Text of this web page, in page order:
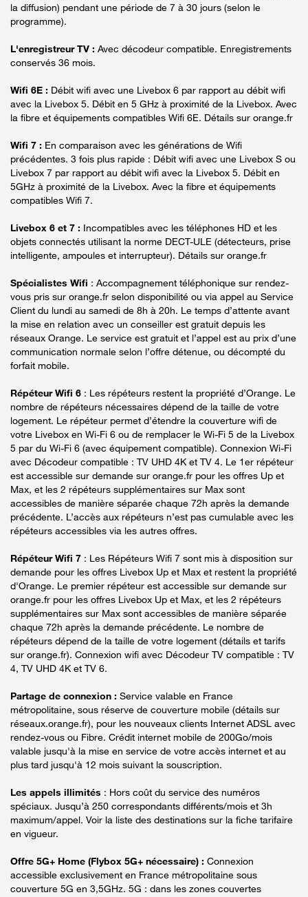
la diffusion) pendant une période de 7 à 30 jours (selon le
programme).
L'enregistreur TV : Avec décodeur compatible. Enregistrements
conservés 36 mois.
Wifi 6E : Débit wifi avec une Livebox 6 par rapport au débit wifi
avec la Livebox 5. Débit en 5 GHz à proximité de la Livebox. Avec
la fibre et équipements compatibles Wifi 6E. Détails sur orange.fr
Wifi 7 : En comparaison avec les générations de Wifi
précédentes. 3 fois plus rapide : Débit wifi avec une Livebox S ou
Livebox 7 par rapport au débit wifi avec la Livebox 5. Débit en
5GHz à proximité de la Livebox. Avec la fibre et équipements
compatibles Wifi 7.
Livebox 6 et 7 : Incompatibles avec les téléphones HD et les
objets connectés utilisant la norme DECT-ULE (détecteurs, prise
intelligente, ampoules et interrupteur). Détails sur orange.fr
Spécialistes Wifi : Accompagnement téléphonique sur rendez-
vous pris sur orange.fr selon disponibilité ou via appel au Service
Client du lundi au samedi de 8h à 20h. Le temps d’attente avant
la mise en relation avec un conseiller est gratuit depuis les
réseaux Orange. Le service est gratuit et l’appel est au prix d’une
communication normale selon l’offre détenue, ou décompté du
forfait mobile.
Répéteur Wifi 6 : Les répéteurs restent la propriété d’Orange. Le
nombre de répéteurs nécessaires dépend de la taille de votre
logement. Le répéteur permet d’étendre la couverture wifi de
votre Livebox en Wi-Fi 6 ou de remplacer le Wi-Fi 5 de la Livebox
5 par du Wi-Fi 6 (avec équipement compatible). Connexion Wi-Fi
avec Décodeur compatible : TV UHD 4K et TV 4. Le 1er répéteur
est accessible sur demande sur orange.fr pour les offres Up et
Max, et les 2 répéteurs supplémentaires sur Max sont
accessibles de manière séparée chaque 72h après la demande
précédente. L’accès aux répéteurs n’est pas cumulable avec les
répéteurs accessibles via les autres offres.
Répéteur Wifi 7 : Les Répéteurs Wifi 7 sont mis à disposition sur
demande pour les offres Livebox Up et Max et restent la propriété
d'Orange. Le premier répéteur est accessible sur demande sur
orange.fr pour les offres Livebox Up et Max, et les 2 répéteurs
supplémentaires sur Max sont accessibles de manière séparée
chaque 72h après la demande précédente. Le nombre de
répéteurs dépend de la taille de votre logement (détails et tarifs
sur orange.fr). Connexion wifi avec Décodeur TV compatible : TV
4, TV UHD 4K et TV 6.
Partage de connexion : Service valable en France
métropolitaine, sous réserve de couverture mobile (détails sur
réseaux.orange.fr), pour les nouveaux clients Internet ADSL avec
rendez-vous ou Fibre. Crédit internet mobile de 200Go/mois
valable jusqu'à la mise en service de votre accès internet et au
plus tard jusqu'à 12 mois suivant la souscription.
Les appels illimités : Hors coût du service des numéros
spéciaux. Jusqu’à 250 correspondants différents/mois et 3h
maximum/appel. Voir la liste des destinations sur la fiche tarifaire
en vigueur.
Offre 5G+ Home (Flybox 5G+ nécessaire) : Connexion
accessible exclusivement en France métropolitaine sous
couverture 5G en 3,5GHz. 5G : dans les zones couvertes